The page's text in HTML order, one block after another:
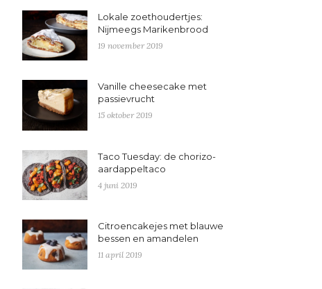
Lokale zoethoudertjes:
Nijmeegs Marikenbrood
19 november 2019
Vanille cheesecake met
passievrucht
15 oktober 2019
Taco Tuesday: de chorizo-
aardappeltaco
4 juni 2019
Citroencakejes met blauwe
bessen en amandelen
11 april 2019